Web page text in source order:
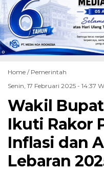
Home / Pemerintah
Senin, 17 Februari 2025 - 14:37
Wakil
Ikuti Rakor
Inflasi dan
Lebaran